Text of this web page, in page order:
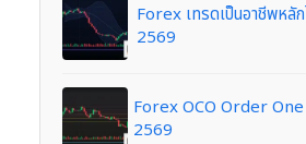
Forex เทรดเป็นอาชีพหลั
2569
Forex OCO Order
2569